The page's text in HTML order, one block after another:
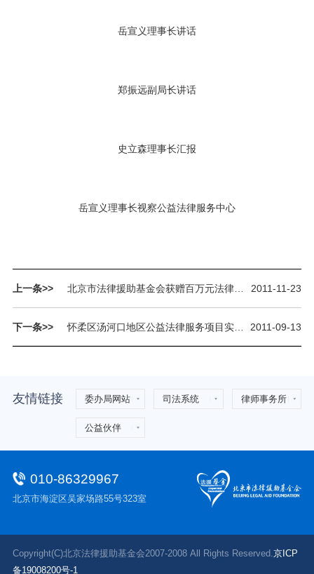
岳宣义理事长讲话
郑振远副局长讲话
史立森理事长汇报
岳宣义理事长视察公益法律服务中心
上一条>> 北京市法律援助基金会获赠百万元法律图书 2011-11-23
下一条>> 怀柔区汤河口地区公益法律服务项目实施两周年座谈会召开 2011-09-13
友情链接 委办局网站 司法系统 律师事务所
公益伙伴
010-86329967
北京市海淀区吴家场路55号323室
Copyright(C)北京法律援助基金会2007-2008 All Rights Reserved. 京ICP
备19008200号-1